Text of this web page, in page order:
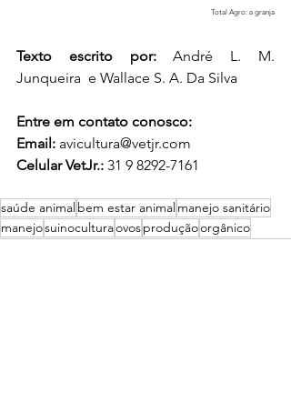
Total Agro: a granja
Texto escrito por: André L. M.
Junqueira  e Wallace S. A. Da Silva
Entre em contato conosco:
Email: avicultura@vetjr.com
Celular VetJr.: 31 9 8292-7161
saúde animal bem estar animal manejo sanitário
manejosuinoculturaovosproduçãoorgânico